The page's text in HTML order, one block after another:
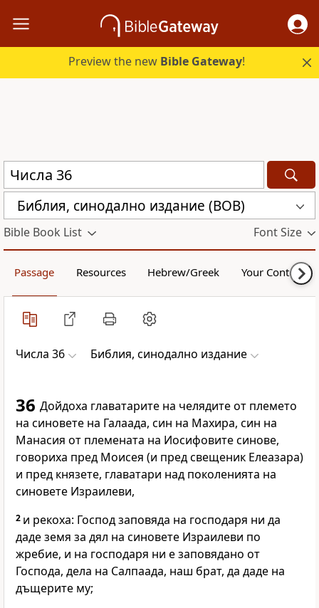
Preview the new Bible Gateway!
Библия, синодално издание (BOB)
Bible Book List Font Size
Passage Resources Hebrew/Greek Your Content
Числа 36 Библия, синодално издание
36 Дойдоха главатарите на челядите от племето
на синовете на Галаада, син на Махира, син на
Манасия от племената на Иосифовите синове,
говориха пред Моисея (и пред свещеник Елеазара)
и пред князете, главатари над поколенията на
синовете Израилеви,
2 и рекоха: Господ заповяда на господаря ни да
даде земя за дял на синовете Израилеви по
жребие, и на господаря ни е заповядано от
Господа, дела на Салпаада, наш брат, да даде на
дъщерите му;